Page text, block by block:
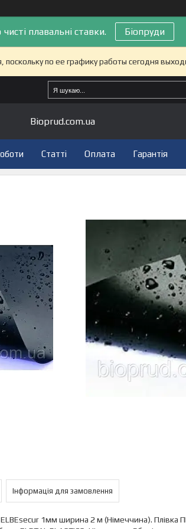
плавальні ставки. Біопруди
по ее графику работы сегодня
Bioprud.com.ua
Статті Оплата Гарантія
Інформація для замовлення
ELBEsecur 1мм ширина 2 м (Німеччина).